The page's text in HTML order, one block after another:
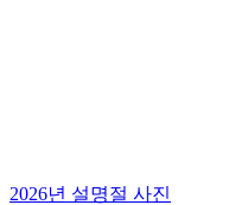
2026년 설명절 사진